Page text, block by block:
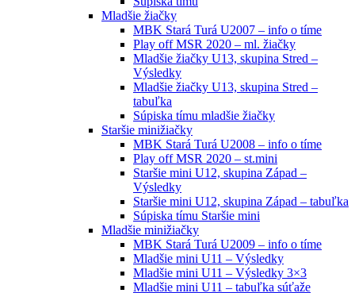
Mladšie žiačky
MBK Stará Turá U2007 – info o tíme
Play off MSR 2020 – ml. žiačky
Mladšie žiačky U13, skupina Stred –
Výsledky
Mladšie žiačky U13, skupina Stred –
tabuľka
Súpiska tímu mladšie žiačky
Staršie minižiačky
MBK Stará Turá U2008 – info o tíme
Play off MSR 2020 – st.mini
Staršie mini U12, skupina Západ –
Výsledky
Staršie mini U12, skupina Západ – tabuľka
Súpiska tímu Staršie mini
Mladšie minižiačky
MBK Stará Turá U2009 – info o tíme
Mladšie mini U11 – Výsledky
Mladšie mini U11 – Výsledky 3×3
Mladšie mini U11 – tabuľka súťaže